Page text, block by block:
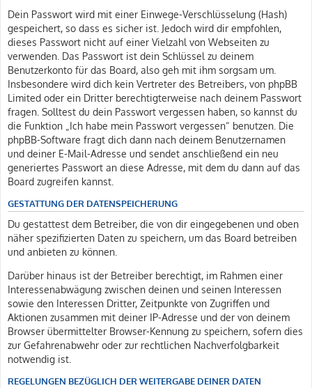
Dein Passwort wird mit einer Einwege-Verschlüsselung (Hash)
gespeichert, so dass es sicher ist. Jedoch wird dir empfohlen,
dieses Passwort nicht auf einer Vielzahl von Webseiten zu
verwenden. Das Passwort ist dein Schlüssel zu deinem
Benutzerkonto für das Board, also geh mit ihm sorgsam um.
Insbesondere wird dich kein Vertreter des Betreibers, von phpBB
Limited oder ein Dritter berechtigterweise nach deinem Passwort
fragen. Solltest du dein Passwort vergessen haben, so kannst du
die Funktion „Ich habe mein Passwort vergessen“ benutzen. Die
phpBB-Software fragt dich dann nach deinem Benutzernamen
und deiner E-Mail-Adresse und sendet anschließend ein neu
generiertes Passwort an diese Adresse, mit dem du dann auf das
Board zugreifen kannst.
GESTATTUNG DER DATENSPEICHERUNG
Du gestattest dem Betreiber, die von dir eingegebenen und oben
näher spezifizierten Daten zu speichern, um das Board betreiben
und anbieten zu können.
Darüber hinaus ist der Betreiber berechtigt, im Rahmen einer
Interessenabwägung zwischen deinen und seinen Interessen
sowie den Interessen Dritter, Zeitpunkte von Zugriffen und
Aktionen zusammen mit deiner IP-Adresse und der von deinem
Browser übermittelter Browser-Kennung zu speichern, sofern dies
zur Gefahrenabwehr oder zur rechtlichen Nachverfolgbarkeit
notwendig ist.
REGELUNGEN BEZÜGLICH DER WEITERGABE DEINER DATEN